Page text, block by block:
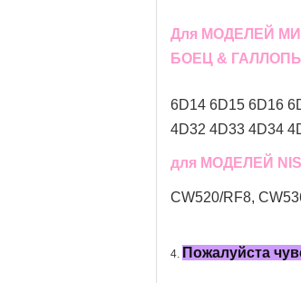
Для МОДЕЛЕЙ
БОЕЦ &
6D14 6D15 6D16
4D32 4D33 4D34
для МОДЕЛЕЙ
CW520/RF8,
4. Пожалуйста